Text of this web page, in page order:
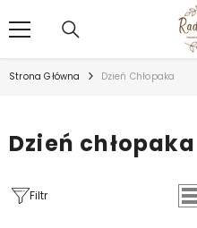
Strona Główna Dzień Chłopaka
Dzień chłopaka
Filtr